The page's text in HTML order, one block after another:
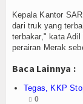
Perhubungan
Religi
Opini
Pelabuhan
Kepala Kantor
dari truk yang
terbakar," kata
perairan Merak
Baca Lainnya :
Tegas, KKP
0